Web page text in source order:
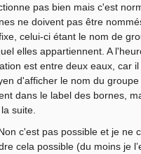
pas bien mais c'est
ne doivent pas être
celui-ci étant le nom de
elles appartiennent. A
est entre deux eaux, car
d'afficher le nom du
dans le label des bornes,
suite.
c'est pas possible et je ne
cela possible (du moins je